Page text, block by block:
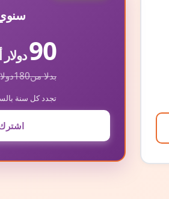
90
بدلا من180
تجدد كل سنة